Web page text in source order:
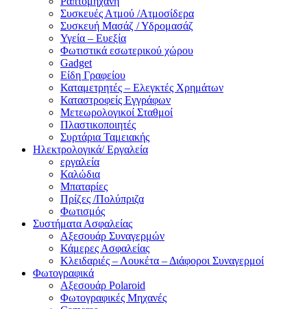
Συσκευές Ατμού /Ατμοσίδερα
Συσκευή Μασάζ / Υδρομασάζ
Υγεία – Ευεξία
Φωτιστικά εσωτερικού χώρου
Gadget
Είδη Γραφείου
Καταμετρητές – Ελεγκτές Χρημάτων
Καταστροφείς Εγγράφων
Μετεωρολογικοί Σταθμοί
Πλαστικοποιητές
Συρτάρια Ταμειακής
Ηλεκτρολογικά/ Εργαλεία
εργαλεία
Καλώδια
Μπαταρίες
Πρίζες /Πολύπριζα
Φωτισμός
Συστήματα Ασφαλείας
Αξεσουάρ Συναγερμών
Κάμερες Ασφαλείας
Κλειδαριές – Λουκέτα – Διάφοροι Συναγερμοί
Φωτογραφικά
Αξεσουάρ Polaroid
Φωτογραφικές Μηχανές